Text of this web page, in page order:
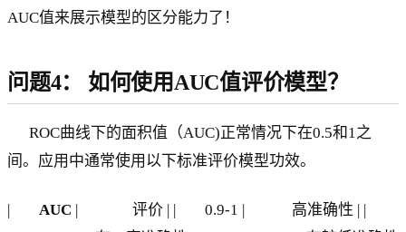
AUC值来展示模型的区分能力了！
问题4： 如何使用AUC值评价模型？
ROC曲线下的面积值（AUC)正常情况下在0.5和1之
间。应用中通常使用以下标准评价模型功效。
AUC | 评价 | | 0.9-1 | 高准确性 | |